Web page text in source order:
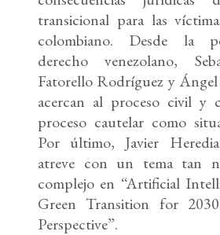
transicional para las
colombiano. Desde la
derecho venezolano,
Fatorello Rodríguez y
acercan al proceso civil y
proceso cautelar como
Por último, Javier
atreve con un tema tan
complejo en “Artificial
Green Transition for
Perspective”.